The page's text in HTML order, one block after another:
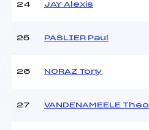
24 JAY Alexis
25 PASLIER Paul
26 NORAZ Tony
27 VANDENAMEELE Theo